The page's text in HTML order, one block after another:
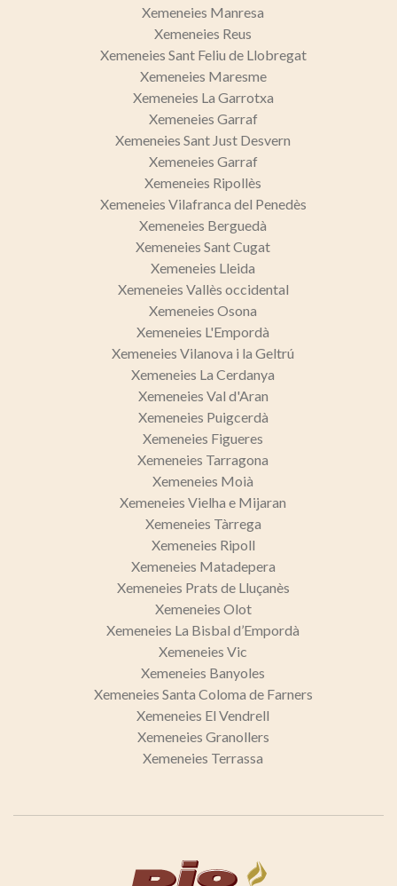
Xemeneies Manresa
Xemeneies Reus
Xemeneies Sant Feliu de Llobregat
Xemeneies Maresme
Xemeneies La Garrotxa
Xemeneies Garraf
Xemeneies Sant Just Desvern
Xemeneies Garraf
Xemeneies Ripollès
Xemeneies Vilafranca del Penedès
Xemeneies Berguedà
Xemeneies Sant Cugat
Xemeneies Lleida
Xemeneies Vallès occidental
Xemeneies Osona
Xemeneies L'Empordà
Xemeneies Vilanova i la Geltrú
Xemeneies La Cerdanya
Xemeneies Val d'Aran
Xemeneies Puigcerdà
Xemeneies Figueres
Xemeneies Tarragona
Xemeneies Moià
Xemeneies Vielha e Mijaran
Xemeneies Tàrrega
Xemeneies Ripoll
Xemeneies Matadepera
Xemeneies Prats de Lluçanès
Xemeneies Olot
Xemeneies La Bisbal d’Empordà
Xemeneies Vic
Xemeneies Banyoles
Xemeneies Santa Coloma de Farners
Xemeneies El Vendrell
Xemeneies Granollers
Xemeneies Terrassa